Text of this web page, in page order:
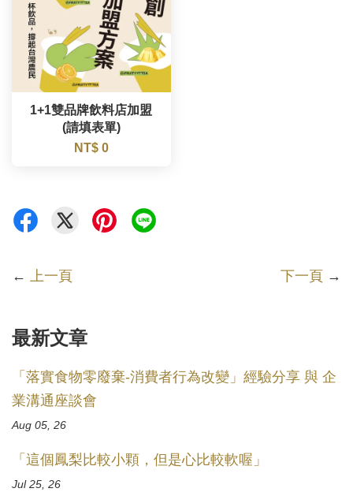
1+1雙品牌飲料店加盟
(請填表單)
NT$ 0
← 上一頁 下一頁 →
最新文章
「落實食物零廢棄-消費者行為改變」經驗分享 與 企
業溝通座談會
Aug 05, 26
「這個鳳梨比較小顆，但是心比較軟喔」
Jul 25, 26